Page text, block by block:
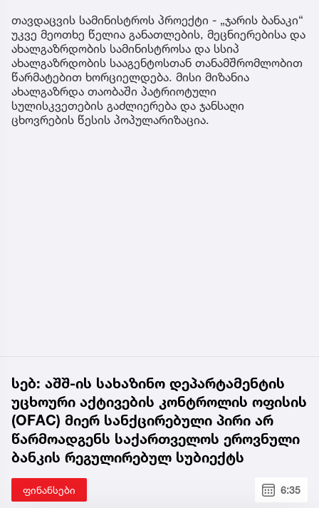
თავდაცვის სამინისტროს პროექტი - „ჯარის ბანაკი“
უკვე მეოთხე წელია განათლების, მეცნიერებისა და
ახალგაზრდობის სამინისტროსა და სსიპ
ახალგაზრდობის სააგენტოსთან თანამშრომლობით
წარმატებით ხორციელდება. მისი მიზანია
ახალგაზრდა თაობაში პატრიოტული
სულისკვეთების გაძლიერება და ჯანსაღი
ცხოვრების წესის პოპულარიზაცია.
სებ: აშშ-ის სახაზინო დეპარტამენტის
უცხოური აქტივების კონტროლის ოფისის
(OFAC) მიერ სანქცირებული პირი არ
წარმოადგენს საქართველოს ეროვნული
ბანკის რეგულირებულ სუბიექტს
ფინანსები 6:35